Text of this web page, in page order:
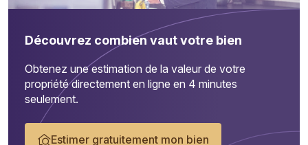
Découvrez combien vaut votre bien
Obtenez une estimation de la valeur de votre
propriété directement en ligne en 4 minutes
seulement.
Estimer gratuitement mon bien